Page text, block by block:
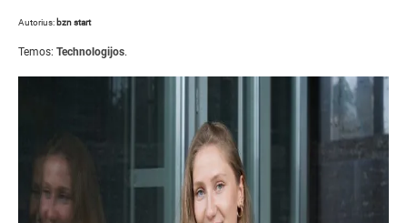
Autorius: bzn start
Temos: Technologijos.